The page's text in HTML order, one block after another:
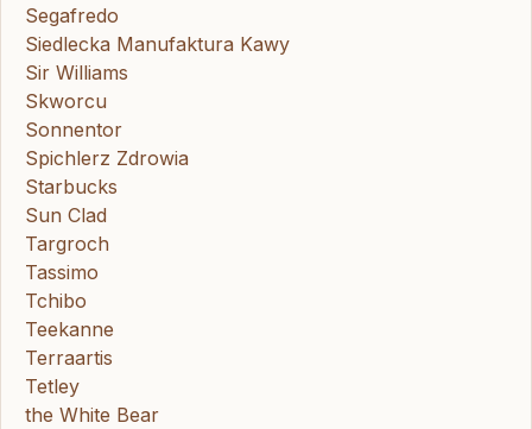
Segafredo
Siedlecka Manufaktura Kawy
Sir Williams
Skworcu
Sonnentor
Spichlerz Zdrowia
Starbucks
Sun Clad
Targroch
Tassimo
Tchibo
Teekanne
Terraartis
Tetley
the White Bear